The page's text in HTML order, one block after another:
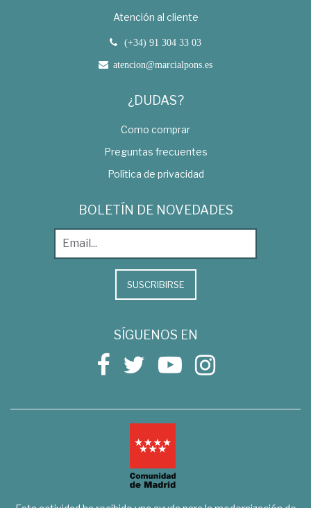
Atención al cliente
(+34) 91 304 33 03
atencion@marcialpons.es
¿DUDAS?
Como comprar
Preguntas frecuentes
Política de privacidad
BOLETÍN DE NOVEDADES
SUSCRIBIRSE
SÍGUENOS EN